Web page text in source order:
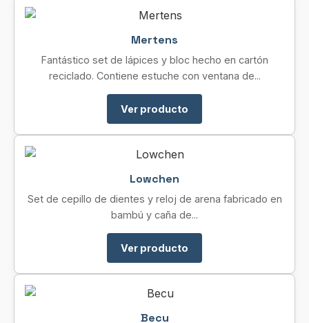
Mertens
Fantástico set de lápices y bloc hecho en cartón
reciclado. Contiene estuche con ventana de...
Ver producto
Lowchen
Set de cepillo de dientes y reloj de arena fabricado en
bambú y caña de...
Ver producto
Becu